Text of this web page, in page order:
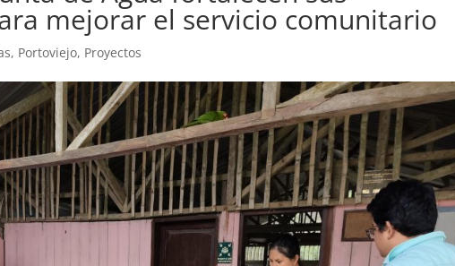
mejorar el servicio comunitario
, Portoviejo, Proyectos